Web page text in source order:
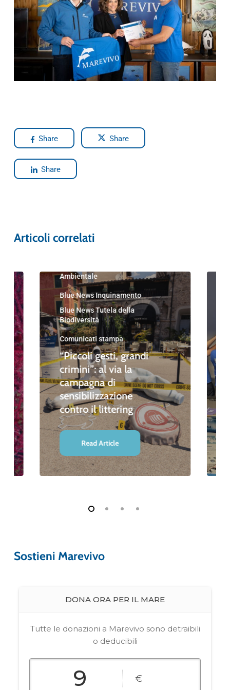
Share Share
Share
Articoli correlati
Ambientale
Blue News Inquinamento
Blue News Tutela della
Biodiversità
Comunicati stampa
“Piccoli gesti, grandi
crimini”: al via la
campagna di
sensibilizzazione
contro il littering
Read Article
Sostieni Marevivo